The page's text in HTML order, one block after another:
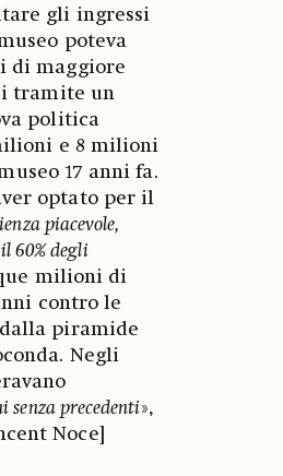
gli ingressi
poteva
di maggiore
tramite un
politica
e 8 milioni
17 anni fa.
optato per il
piacevole,
60% degli
milioni di
contro le
dalla piramide
Negli
senza precedenti»,
Noce]